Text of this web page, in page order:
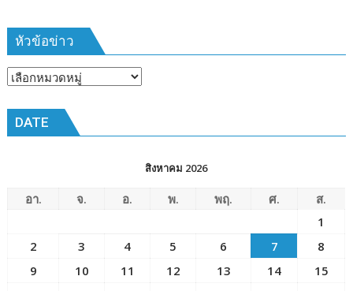
๒๕๖๙
หัวข้อข่าว
หัวข้อ
DATE
สิงหาคม 2026
อา. จ. อ. พ. พฤ. ศ.
ส.
1
2
3 4 5 6 7
8
9
10 11 12 13 14
15